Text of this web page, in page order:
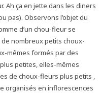
Ah ça en jette dans les diners
pas). Observons l’objet du
d’un chou-fleur se
nombreux petits choux-
mêmes formés par des
petites, elles-mêmes
de choux-fleurs plus petits ,
organisés en inflorescences